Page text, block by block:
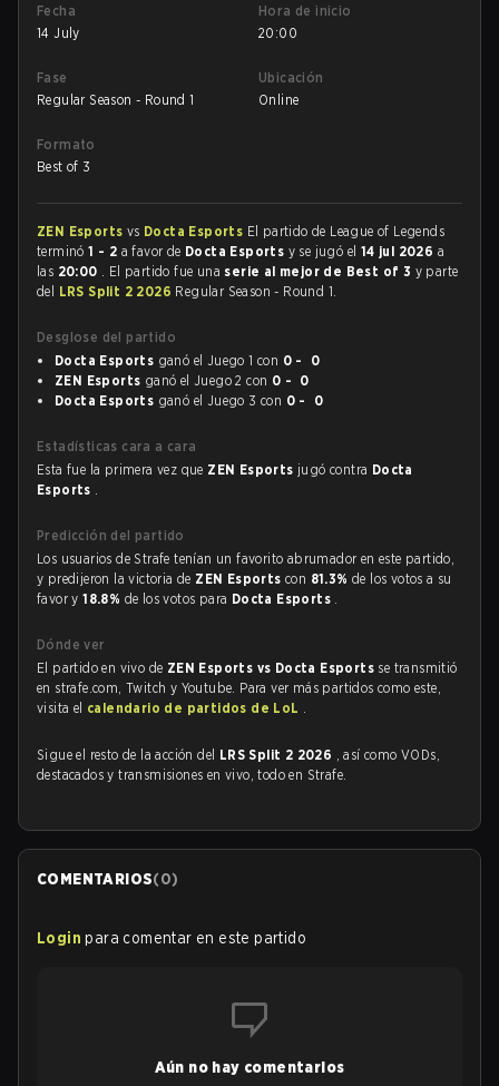
Fecha
14 July
Hora de inicio
20:00
Fase
Regular Season - Round 1
Ubicación
Online
Formato
Best of 3
ZEN Esports vs Docta Esports El partido de League of Legends
terminó1 - 2 a favor de Docta Esports y se jugó el 14 jul 2026 a
las 20:00 . El partido fue una serie al mejor de Best of 3 y parte
del LRS Split 2 2026 Regular Season - Round 1.
Desglose del partido
Docta Esports ganó el Juego 1 con 0 - 0
ZEN Esports ganó el Juego 2 con 0 - 0
Docta Esports ganó el Juego 3 con 0 - 0
Estadísticas cara a cara
Esta fue la primera vez que ZEN Esports jugó contra Docta
Esports .
Predicción del partido
Los usuarios de Strafe tenían un favorito abrumador en este partido,
y predijeron la victoria de ZEN Esportscon 81.3%de los votos a su
favor y18.8% de los votos para Docta Esports .
Dónde ver
El partido en vivo de ZEN Esports vs Docta Esports se transmitió
en strafe.com, Twitch y Youtube. Para ver más partidos como este,
visita el calendario de partidos de LoL .
Sigue el resto de la acción del LRS Split 2 2026 , así como VODs,
destacados y transmisiones en vivo, todo en Strafe.
COMENTARIOS(0)
Login para comentar en este partido
Aún no hay comentarios